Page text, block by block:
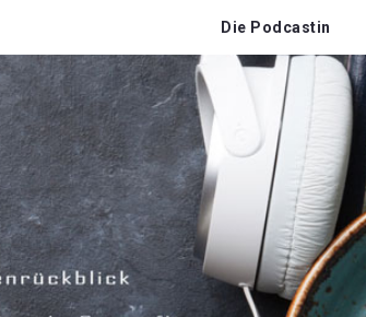
Die Podcastin